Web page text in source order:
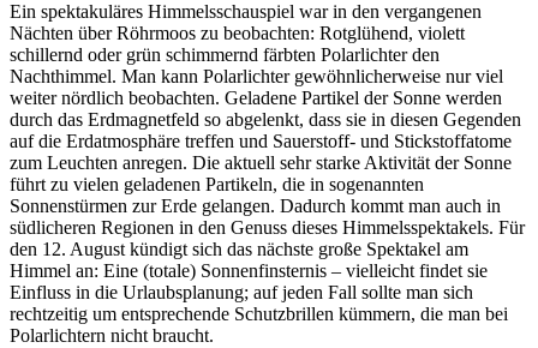
Ein spektakuläres Himmelsschauspiel war in den vergangenen
Nächten über Röhrmoos zu beobachten: Rotglühend, violett
schillernd oder grün schimmernd färbten Polarlichter den
Nachthimmel. Man kann Polarlichter gewöhnlicherweise nur viel
weiter nördlich beobachten. Geladene Partikel der Sonne werden
durch das Erdmagnetfeld so abgelenkt, dass sie in diesen Gegenden
auf die Erdatmosphäre treffen und Sauerstoff- und Stickstoffatome
zum Leuchten anregen. Die aktuell sehr starke Aktivität der Sonne
führt zu vielen geladenen Partikeln, die in sogenannten
Sonnenstürmen zur Erde gelangen. Dadurch kommt man auch in
südlicheren Regionen in den Genuss dieses Himmelsspektakels. Für
den 12. August kündigt sich das nächste große Spektakel am
Himmel an: Eine (totale) Sonnenfinsternis – vielleicht findet sie
Einfluss in die Urlaubsplanung; auf jeden Fall sollte man sich
rechtzeitig um entsprechende Schutzbrillen kümmern, die man bei
Polarlichtern nicht braucht.